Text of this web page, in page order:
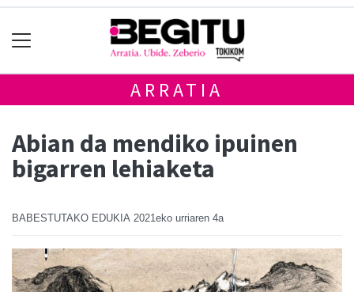
ARRATIA
Abian da mendiko ipuinen
bigarren lehiaketa
BABESTUTAKO EDUKIA 2021eko urriaren 4a